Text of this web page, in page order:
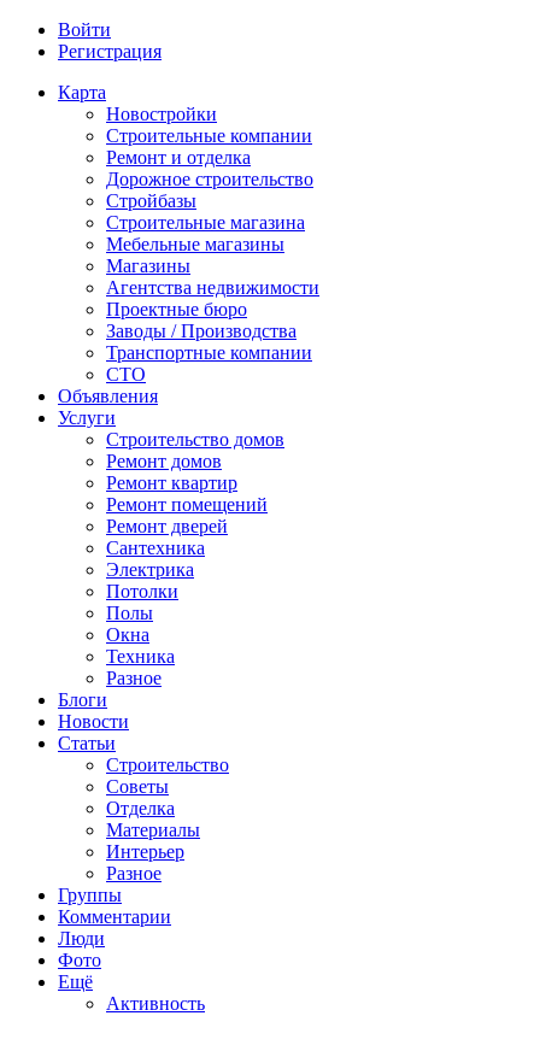
Войти
Регистрация
Карта
Новостройки
Строительные компании
Ремонт и отделка
Дорожное строительство
Стройбазы
Строительные магазина
Мебельные магазины
Магазины
Агентства недвижимости
Проектные бюро
Заводы / Производства
Транспортные компании
СТО
Объявления
Услуги
Строительство домов
Ремонт домов
Ремонт квартир
Ремонт помещений
Ремонт дверей
Сантехника
Электрика
Потолки
Полы
Окна
Техника
Разное
Блоги
Новости
Статьи
Строительство
Советы
Отделка
Материалы
Интерьер
Разное
Группы
Комментарии
Люди
Фото
Ещё
Активность